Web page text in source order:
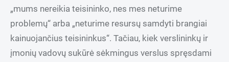
„mums nereikia teisininko, nes mes neturime
problemų“ arba „neturime resursų samdyti brangiai
kainuojančius teisininkus“. Tačiau, kiek verslininkų ir
įmonių vadovų sukūrė sėkmingus verslus spręsdami